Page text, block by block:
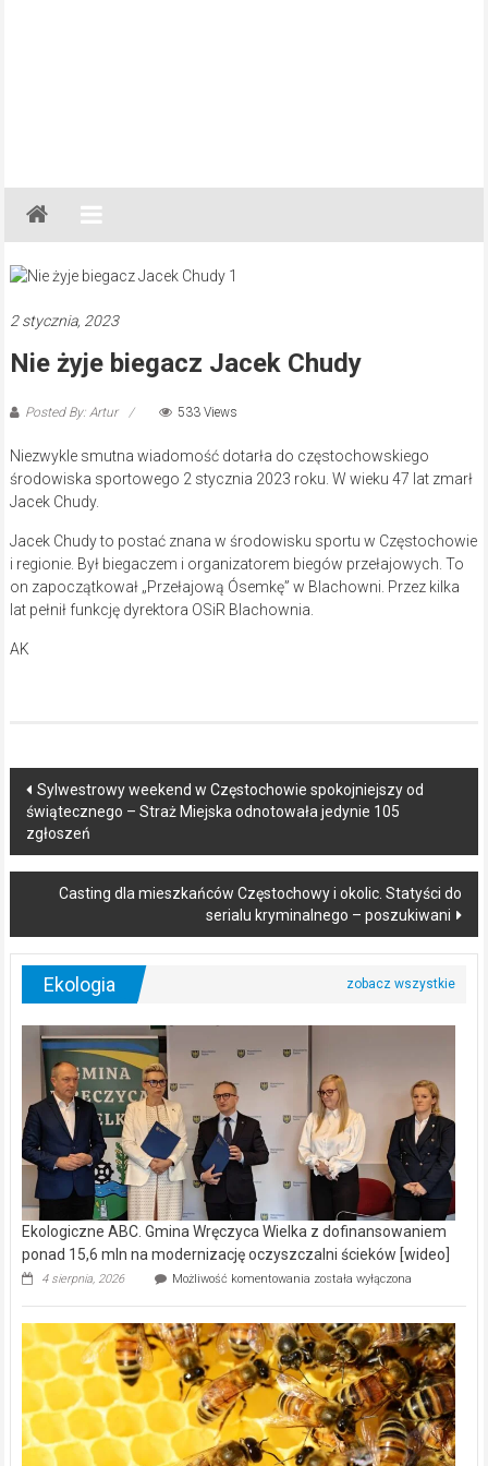
Gazeta
Regionalna
Częstochowa,
Lubliniec,
2 stycznia, 2023
Nie żyje biegacz Jacek Chudy
Posted By: Artur 533 Views
Niezwykle smutna wiadomość dotarła do częstochowskiego
środowiska sportowego 2 stycznia 2023 roku. W wieku 47 lat zmarł
Jacek Chudy.
Jacek Chudy to postać znana w środowisku sportu w Częstochowie
i regionie. Był biegaczem i organizatorem biegów przełajowych. To
on zapoczątkował „Przełajową Ósemkę” w Blachowni. Przez kilka
lat pełnił funkcję dyrektora OSiR Blachownia.
AK
Post
navigation
Sylwestrowy weekend w Częstochowie spokojniejszy od
świątecznego – Straż Miejska odnotowała jedynie 105
zgłoszeń
Casting dla mieszkańców Częstochowy i okolic. Statyści do
serialu kryminalnego – poszukiwani
Ekologia
Ekologiczne ABC. Gmina Wręczyca Wielka z dofinansowaniem
ponad 15,6 mln na modernizację oczyszczalni ścieków [wideo]
4 sierpnia, 2026 Możliwość komentowania Ekologiczne
Wręczyca
Wielka
z
dofinansowaniem
ponad
15,6
mln
na
została wyłączona